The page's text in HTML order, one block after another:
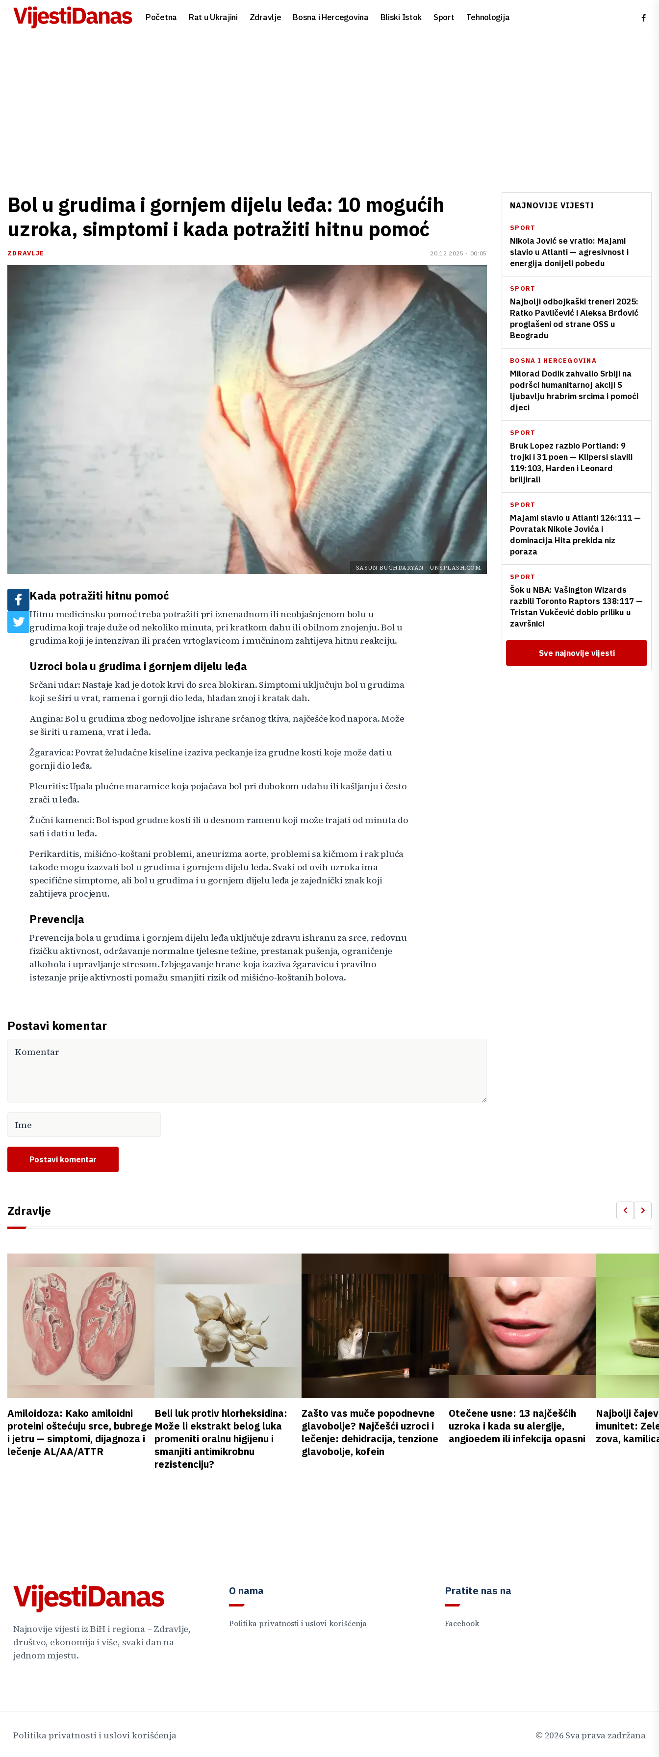
Početna Rat u Ukrajini Zdravlje Bosna i Hercegovina Bliski Istok Sport Tehnologija
Bol u grudima i gornjem dijelu leđa: 10 mogućih
uzroka, simptomi i kada potražiti hitnu pomoć
ZDRAVLJE 20.12.2025 - 00:05
SASUN BUGHDARYAN - UNSPLASH.COM
Kada potražiti hitnu pomoć
Hitnu medicinsku pomoć treba potražiti pri iznenadnom ili neobjašnjenom bolu u
grudima koji traje duže od nekoliko minuta, pri kratkom dahu ili obilnom znojenju. Bol u
grudima koji je intenzivan ili praćen vrtoglavicom i mučninom zahtijeva hitnu reakciju.
Uzroci bola u grudima i gornjem dijelu leđa
Srčani udar: Nastaje kad je dotok krvi do srca blokiran. Simptomi uključuju bol u grudima
koji se širi u vrat, ramena i gornji dio leđa, hladan znoj i kratak dah.
Angina: Bol u grudima zbog nedovoljne ishrane srčanog tkiva, najčešće kod napora. Može
se širiti u ramena, vrat i leđa.
Žgaravica: Povrat želudačne kiseline izaziva peckanje iza grudne kosti koje može dati u
gornji dio leđa.
Pleuritis: Upala plućne maramice koja pojačava bol pri dubokom udahu ili kašljanju i često
zrači u leđa.
Žučni kamenci: Bol ispod grudne kosti ili u desnom ramenu koji može trajati od minuta do
sati i dati u leđa.
Perikarditis, mišićno-koštani problemi, aneurizma aorte, problemi sa kičmom i rak pluća
takođe mogu izazvati bol u grudima i gornjem dijelu leđa. Svaki od ovih uzroka ima
specifične simptome, ali bol u grudima i u gornjem dijelu leđa je zajednički znak koji
zahtijeva procjenu.
Prevencija
Prevencija bola u grudima i gornjem dijelu leđa uključuje zdravu ishranu za srce, redovnu
fizičku aktivnost, održavanje normalne tjelesne težine, prestanak pušenja, ograničenje
alkohola i upravljanje stresom. Izbjegavanje hrane koja izaziva žgaravicu i pravilno
istezanje prije aktivnosti pomažu smanjiti rizik od mišićno-koštanih bolova.
Postavi komentar
Postavi komentar
NAJNOVIJE VIJESTI
SPORT
Nikola Jović se vratio: Majami
slavio u Atlanti — agresivnost i
energija donijeli pobedu
SPORT
Najbolji odbojkaški treneri 2025:
Ratko Pavličević i Aleksa Brđović
proglašeni od strane OSS u
Beogradu
BOSNA I HERCEGOVINA
Milorad Dodik zahvalio Srbiji na
podršci humanitarnoj akciji S
ljubavlju hrabrim srcima i pomoći
djeci
SPORT
Bruk Lopez razbio Portland: 9
trojki i 31 poen — Klipersi slavili
119:103, Harden i Leonard
briljirali
SPORT
Majami slavio u Atlanti 126:111 —
Povratak Nikole Jovića i
dominacija Hita prekida niz
poraza
SPORT
Šok u NBA: Vašington Wizards
razbili Toronto Raptors 138:117 —
Tristan Vukčević dobio priliku u
završnici
Sve najnovije vijesti
Zdravlje
Amiloidoza: Kako amiloidni
proteini oštećuju srce, bubrege
i jetru — simptomi, dijagnoza i
lečenje AL/AA/ATTR
Beli luk protiv hlorheksidina:
Može li ekstrakt belog luka
promeniti oralnu higijenu i
smanjiti antimikrobnu
rezistenciju?
Zašto vas muče popodnevne
glavobolje? Najčešći uzroci i
lečenje: dehidracija, tenzione
glavobolje, kofein
Otečene usne: 13 najčešćih
uzroka i kada su alergije,
angioedem ili infekcija opasni
Najbolji
imunitet:
zova,
Najnovije vijesti iz BiH i regiona – Zdravlje,
društvo, ekonomija i više, svaki dan na
jednom mjestu.
O nama
Politika privatnosti i uslovi korišćenja
Pratite nas na
Facebook
Politika privatnosti i uslovi korišćenja © 2026 Sva prava zadržana